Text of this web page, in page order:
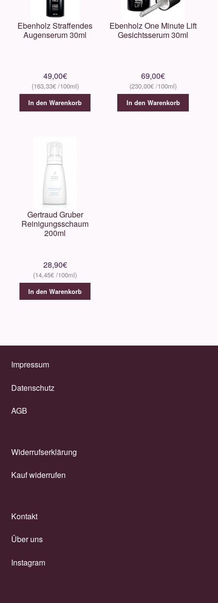
Ebenholz Straffendes
Augenserum 30ml
49,00€
163,33€
In den Warenkorb
Ebenholz One Minute Lift
Gesichtsserum 30ml
69,00€
230,00€
In den Warenkorb
Gertraud Gruber
Reinigungsschaum
200ml
28,90€
14,45€
In den Warenkorb
Impressum
Datenschutz
AGB
Widerrufserklärung
Kauf widerrufen
Kontakt
Über uns
Instagram